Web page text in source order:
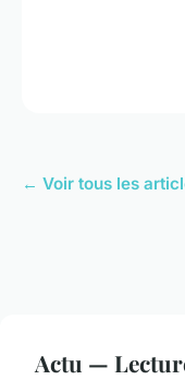
← Voir tous les
Actu —